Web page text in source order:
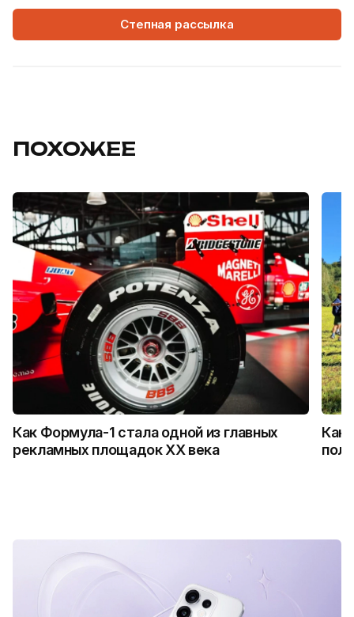
Степная рассылка
ПОХОЖЕЕ
Как Формула-1 стала одной из главных
рекламных площадок XX века
Как